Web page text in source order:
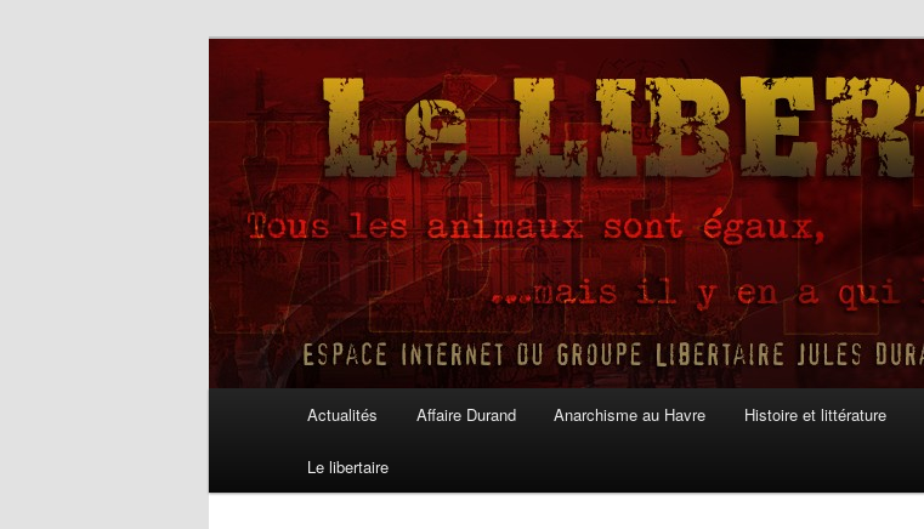
Le Libertaire
Actualités Affaire Durand Anarchisme au Havre Histoire et littérature
Le libertaire